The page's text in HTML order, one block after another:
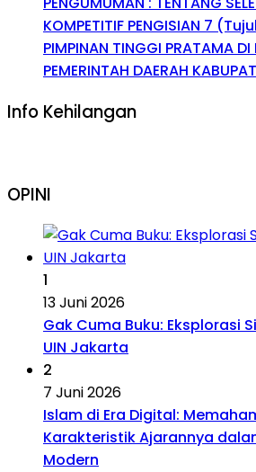
KOMPETITIF PENGISIAN 7
PIMPINAN TINGGI PRATAMA DI
PEMERINTAH DAERAH
Info Kehilangan
OPINI
1
13 Juni 2026
Gak Cuma Buku: Eksplorasi
UIN Jakarta
2
7 Juni 2026
Islam di Era Digital:
Karakteristik Ajarannya
Modern